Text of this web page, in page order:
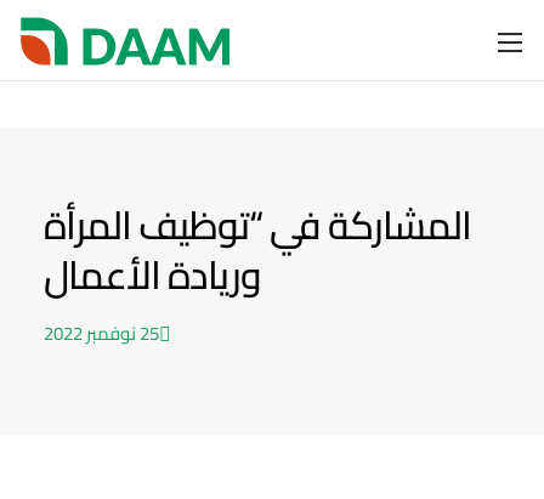
المشاركة في “توظيف المرأة
وريادة الأعمال
25 نوفمبر 2022